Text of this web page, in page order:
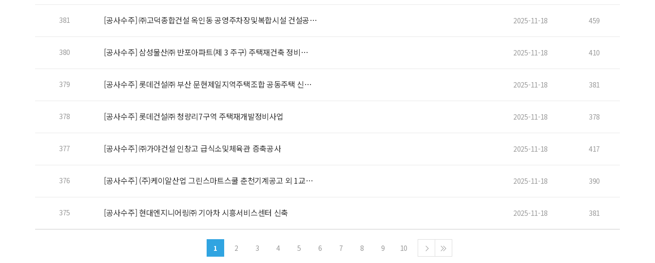
381 [공사수주] ㈜고덕종합건설 옥인동 공영주차장및복합시설 건설공… 2025-11-18 459
380 [공사수주] 삼성물산㈜ 반포아파트(제 3 주구) 주택재건축 정비… 2025-11-18 410
379 [공사수주] 롯데건설㈜ 부산 문현제일지역주택조합 공동주택 신… 2025-11-18 381
378 [공사수주] 롯데건설㈜ 청량리7구역 주택재개발정비사업 2025-11-18 378
377 [공사수주] ㈜가야건설 인창고 급식소및체육관 증축공사 2025-11-18 417
376 [공사수주] (주)케이알산업 그린스마트스쿨 춘천기계공고 외 1교… 2025-11-18 390
375 [공사수주] 현대엔지니어링㈜ 기아차 시흥서비스센터 신축 2025-11-18 381
1 2 3 4 5 6 7 8 9 10